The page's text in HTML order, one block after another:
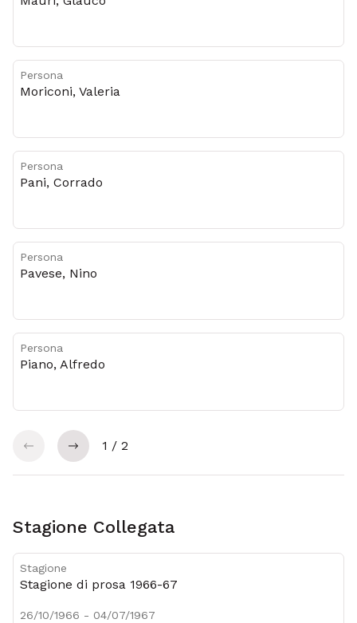
Persona
Moriconi, Valeria
Persona
Pani, Corrado
Persona
Pavese, Nino
Persona
Piano, Alfredo
precedenteprecedente
1 / 2
Stagione Collegata
Stagione
Stagione di prosa 1966-67
26/10/1966 - 04/07/1967